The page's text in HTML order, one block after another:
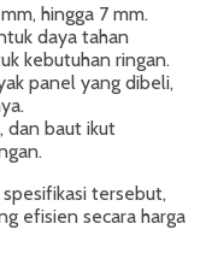
hingga 7 mm.
daya tahan
kebutuhan ringan.
panel yang dibeli,
dan baut ikut
tersebut,
efisien secara harga